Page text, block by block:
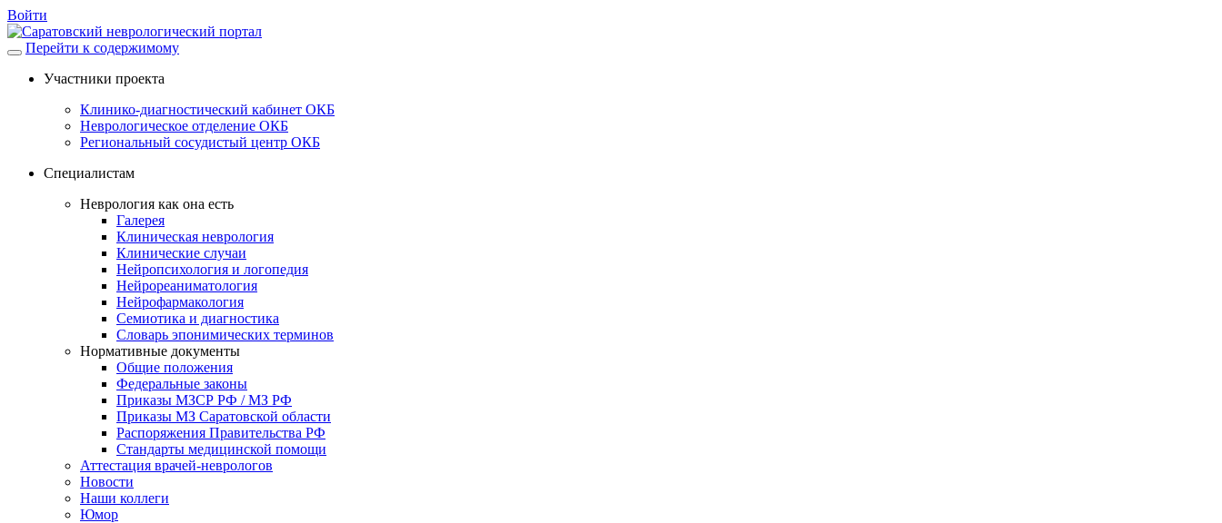
Войти
Перейти к содержимому
Участники проекта
Клинико-диагностический кабинет ОКБ
Неврологическое отделение ОКБ
Региональный сосудистый центр ОКБ
Специалистам
Неврология как она есть
Галерея
Клиническая неврология
Клинические случаи
Нейропсихология и логопедия
Нейрореаниматология
Нейрофармакология
Семиотика и диагностика
Словарь эпонимических терминов
Нормативные документы
Общие положения
Федеральные законы
Приказы МЗСР РФ / МЗ РФ
Приказы МЗ Саратовской области
Распоряжения Правительства РФ
Стандарты медицинской помощи
Аттестация врачей-неврологов
Новости
Наши коллеги
Юмор